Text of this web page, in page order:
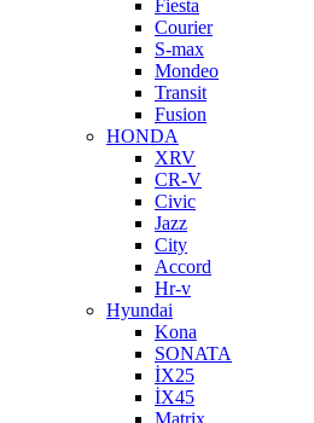
Fiesta
Courier
S-max
Mondeo
Transit
Fusion
HONDA
XRV
CR-V
Civic
Jazz
City
Accord
Hr-v
Hyundai
Kona
SONATA
İX25
İX45